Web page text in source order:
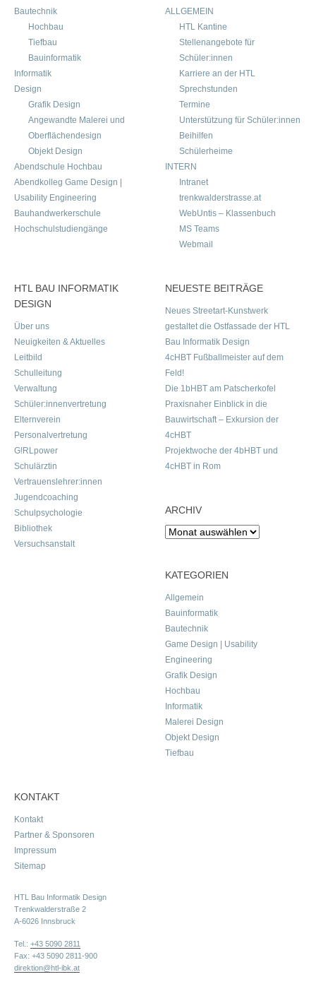
Bautechnik
Hochbau
Tiefbau
Bauinformatik
Informatik
Design
Grafik Design
Angewandte Malerei und
Oberflächendesign
Objekt Design
Abendschule Hochbau
Abendkolleg Game Design |
Usability Engineering
Bauhandwerkerschule
Hochschulstudiengänge
ALLGEMEIN
HTL Kantine
Stellenangebote für
Schüler:innen
Karriere an der HTL
Sprechstunden
Termine
Unterstützung für Schüler:innen
Beihilfen
Schülerheime
INTERN
Intranet
trenkwalderstrasse.at
WebUntis – Klassenbuch
MS Teams
Webmail
HTL BAU INFORMATIK
DESIGN
Über uns
Neuigkeiten & Aktuelles
Leitbild
Schulleitung
Verwaltung
Schüler:innenvertretung
Elternverein
Personalvertretung
G!RLpower
Schulärztin
Vertrauenslehrer:innen
Jugendcoaching
Schulpsychologie
Bibliothek
Versuchsanstalt
NEUESTE BEITRÄGE
Neues Streetart-Kunstwerk
gestaltet die Ostfassade der HTL
Bau Informatik Design
4cHBT Fußballmeister auf dem
Feld!
Die 1bHBT am Patscherkofel
Praxisnaher Einblick in die
Bauwirtschaft – Exkursion der
4cHBT
Projektwoche der 4bHBT und
4cHBT in Rom
ARCHIV
Archiv
KATEGORIEN
Allgemein
Bauinformatik
Bautechnik
Game Design | Usability
Engineering
Grafik Design
Hochbau
Informatik
Malerei Design
Objekt Design
Tiefbau
KONTAKT
Kontakt
Partner & Sponsoren
Impressum
Sitemap
HTL Bau Informatik Design
Trenkwalderstraße 2
A-6026 Innsbruck
Tel.: +43 5090 2811
Fax: +43 5090 2811-900
direktion@htl-ibk.at